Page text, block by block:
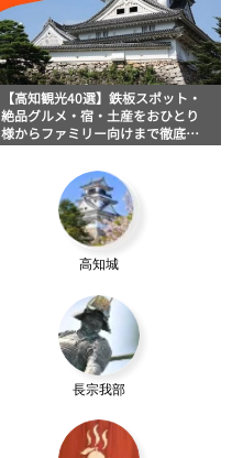
【高知観光40選】鉄板スポット・
絶品グルメ・宿・土産をおひとり
様からファミリー向けまで徹底解
高知城
長宗我部